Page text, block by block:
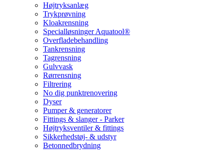
Højtryksanlæg
Trykprøvning
Kloakrensning
Specialløsninger Aquatool®
Overfladebehandling
Tankrensning
Tagrensning
Gulvvask
Rørrensning
Filtrering
No dig punktrenovering
Dyser
Pumper & generatorer
Fittings & slanger - Parker
Højtryksventiler & fittings
Sikkerhedstøj- & udstyr
Betonnedbrydning